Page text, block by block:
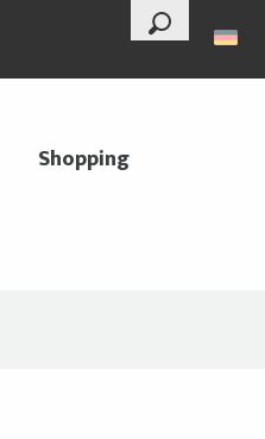
--°
Suche
Shopping